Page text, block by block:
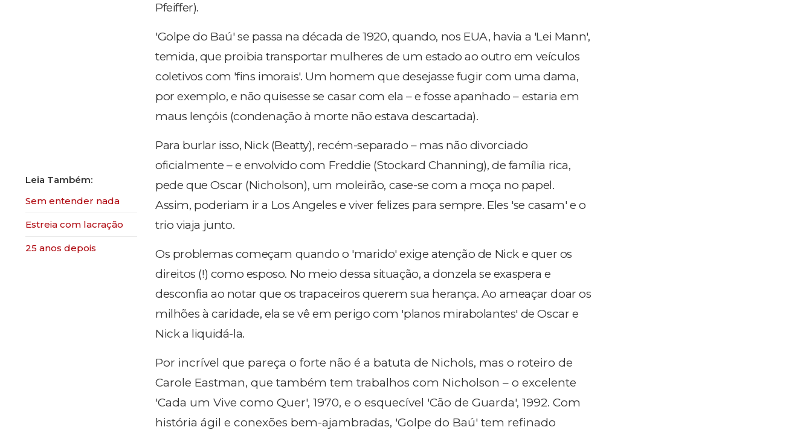
Sem entender nada
Estreia com lacração
25 anos depois
Pfeiffer).
'Golpe do Baú' se passa na década de 1920, quando, nos EUA, havia a 'Lei Mann',
temida, que proibia transportar mulheres de um estado ao outro em veículos
coletivos com 'fins imorais'. Um homem que desejasse fugir com uma dama,
por exemplo, e não quisesse se casar com ela – e fosse apanhado – estaria em
maus lençóis (condenação à morte não estava descartada).
Para burlar isso, Nick (Beatty), recém-separado – mas não divorciado
oficialmente – e envolvido com Freddie (Stockard Channing), de família rica,
pede que Oscar (Nicholson), um moleirão, case-se com a moça no papel.
Assim, poderiam ir a Los Angeles e viver felizes para sempre. Eles 'se casam' e o
trio viaja junto.
Os problemas começam quando o 'marido' exige atenção de Nick e quer os
direitos (!) como esposo. No meio dessa situação, a donzela se exaspera e
desconfia ao notar que os trapaceiros querem sua herança. Ao ameaçar doar os
milhões à caridade, ela se vê em perigo com 'planos mirabolantes' de Oscar e
Nick a liquidá-la.
Por incrível que pareça o forte não é a batuta de Nichols, mas o roteiro de
Carole Eastman, que também tem trabalhos com Nicholson – o excelente
'Cada um Vive como Quer', 1970, e o esquecível 'Cão de Guarda', 1992. Com
história ágil e conexões bem-ajambradas, 'Golpe do Baú' tem refinado